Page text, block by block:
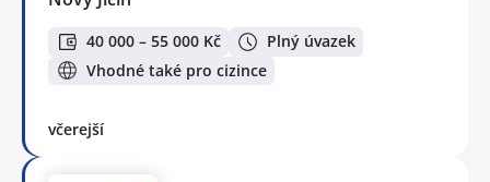
40 000 – 55 000 Kč
Plný úvazek
Vhodné také pro cizince
včerejší